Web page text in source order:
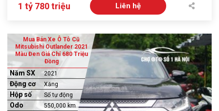
1 tỷ 780 triệu Liên hệ
Mua Bán Xe Ô Tô Cũ
Mitsubishi Outlander 2021
Màu Đen Giá Chỉ 680 Triệu
Đồng
Năm SX 2021
Động cơ Xăng
Hộp số Số tự động
Odo 550,000 km